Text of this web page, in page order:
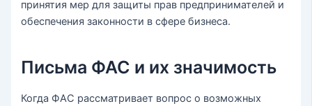
принятия мер для защиты прав предпринимателей и
обеспечения законности в сфере бизнеса.
Письма ФАС и их значимость
Когда ФАС рассматривает вопрос о возможных